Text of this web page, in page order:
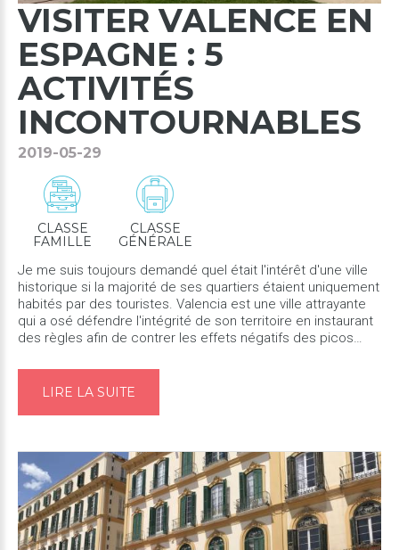
VISITER VALENCE EN
ESPAGNE : 5
ACTIVITÉS
INCONTOURNABLES
2019-05-29
CLASSE
FAMILLE
CLASSE
GÉNÉRALE
Je me suis toujours demandé quel était l'intérêt d'une ville
historique si la majorité de ses quartiers étaient uniquement
habités par des touristes. Valencia est une ville attrayante
qui a osé défendre l'intégrité de son territoire en instaurant
des règles afin de contrer les effets négatifs des picos
LIRE LA SUITE